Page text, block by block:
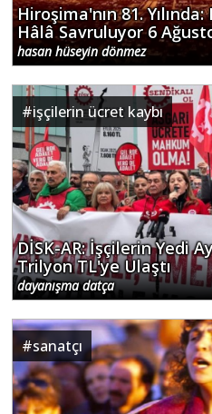
Hiroşima'nın 81.
Hâlâ Savruluyor 6
hasan hüseyin dönmez
#işçilerin ücret kaybı
DİSK-AR: İşçilerin Yedi
Trilyon TL'ye Ulaştı
dayanışma datça
#sanatçı